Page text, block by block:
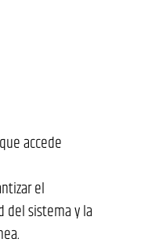
accede
el
del sistema y la